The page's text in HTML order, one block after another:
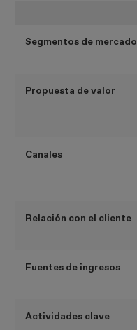
Segmentos de mercado
Propuesta de valor
Canales
Relación con el cliente
Fuentes de ingresos
Actividades clave